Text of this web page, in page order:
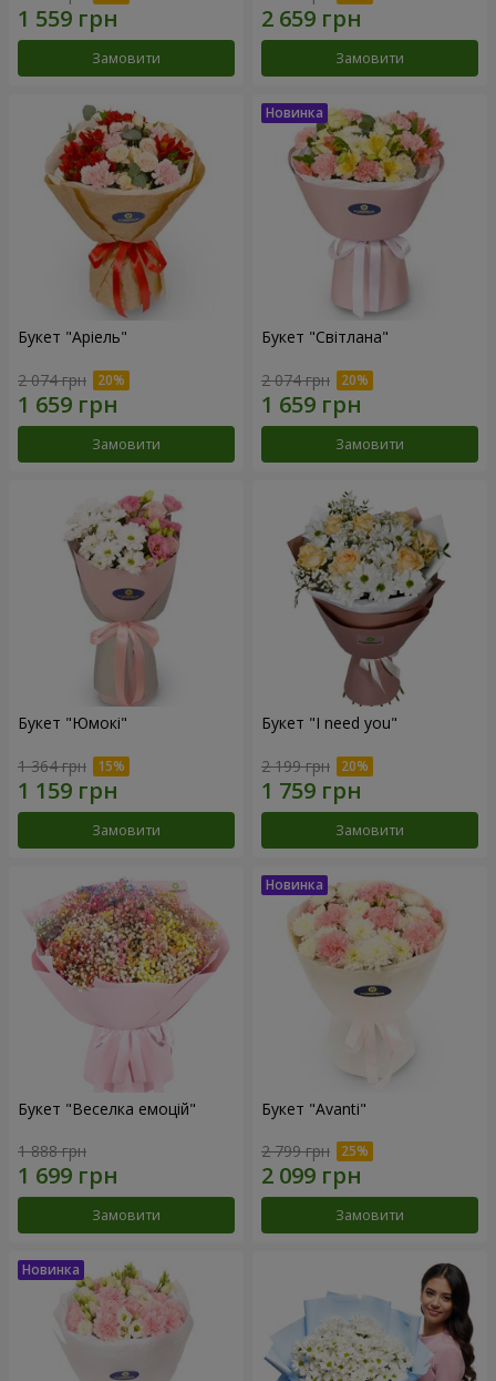
Замовити Замовити
Букет "Аріель"
2 074 грн
Замовити
Букет "Світлана"
2 074 грн
Замовити
Букет "Юмокі"
1 364 грн
Замовити
Букет "I need you"
2 199 грн
Замовити
Букет "Веселка емоцій"
1 888 грн
Замовити
Букет "Avanti"
2 799 грн
Замовити